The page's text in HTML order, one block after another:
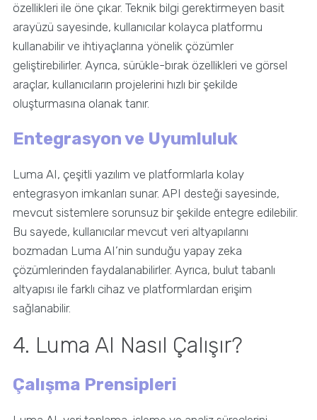
özellikleri ile öne çıkar. Teknik bilgi gerektirmeyen basit
arayüzü sayesinde, kullanıcılar kolayca platformu
kullanabilir ve ihtiyaçlarına yönelik çözümler
geliştirebilirler. Ayrıca, sürükle-bırak özellikleri ve görsel
araçlar, kullanıcıların projelerini hızlı bir şekilde
oluşturmasına olanak tanır.
Entegrasyon ve Uyumluluk
Luma AI, çeşitli yazılım ve platformlarla kolay
entegrasyon imkanları sunar. API desteği sayesinde,
mevcut sistemlere sorunsuz bir şekilde entegre edilebilir.
Bu sayede, kullanıcılar mevcut veri altyapılarını
bozmadan Luma AI’nin sunduğu yapay zeka
çözümlerinden faydalanabilirler. Ayrıca, bulut tabanlı
altyapısı ile farklı cihaz ve platformlardan erişim
sağlanabilir.
4. Luma AI Nasıl Çalışır?
Çalışma Prensipleri